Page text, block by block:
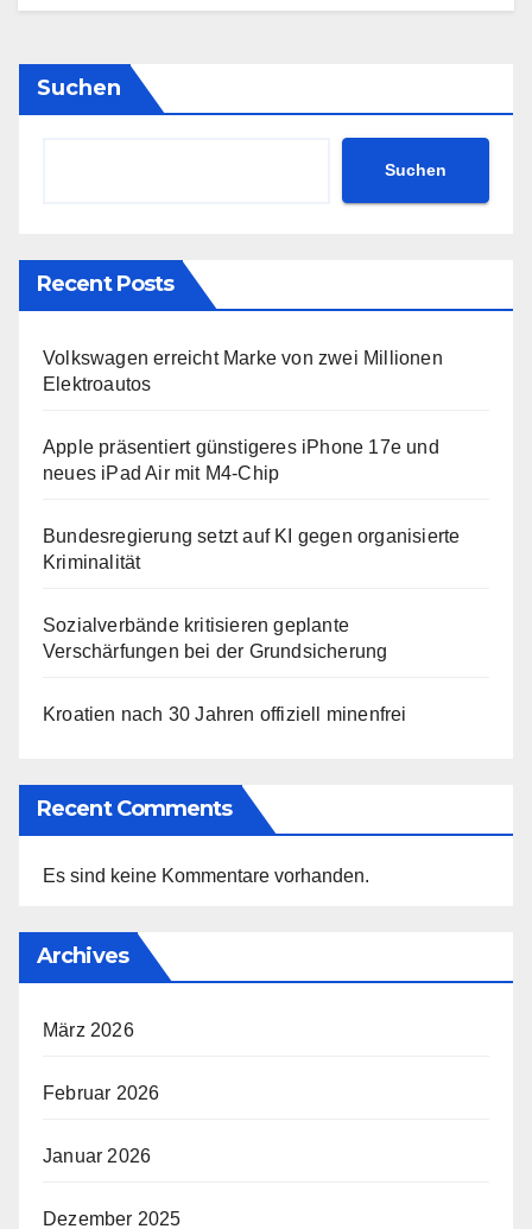
Suchen
Suchen
Recent Posts
Volkswagen erreicht Marke von zwei Millionen
Elektroautos
Apple präsentiert günstigeres iPhone 17e und
neues iPad Air mit M4-Chip
Bundesregierung setzt auf KI gegen organisierte
Kriminalität
Sozialverbände kritisieren geplante
Verschärfungen bei der Grundsicherung
Kroatien nach 30 Jahren offiziell minenfrei
Recent Comments
Es sind keine Kommentare vorhanden.
Archives
März 2026
Februar 2026
Januar 2026
Dezember 2025